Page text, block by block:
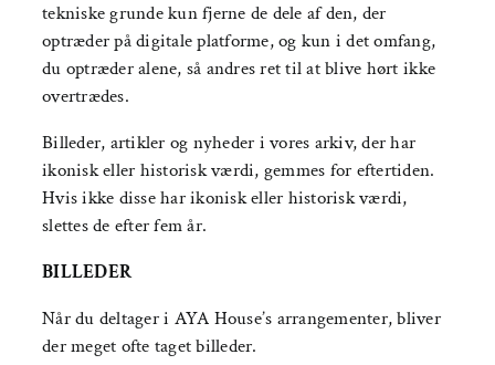
tekniske grunde kun fjerne de dele af den, der
optræder på digitale platforme, og kun i det omfang,
du optræder alene, så andres ret til at blive hørt ikke
overtrædes.
Billeder, artikler og nyheder i vores arkiv, der har
ikonisk eller historisk værdi, gemmes for eftertiden.
Hvis ikke disse har ikonisk eller historisk værdi,
slettes de efter fem år.
BILLEDER
Når du deltager i AYA House’s arrangementer, bliver
der meget ofte taget billeder.